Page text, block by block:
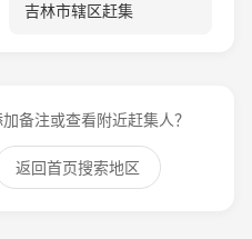
吉林市辖区赶集
备注或查看附近赶集人？
返回首页搜索地区